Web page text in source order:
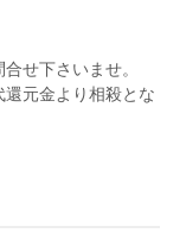
せ下さいませ。
元金より相殺とな